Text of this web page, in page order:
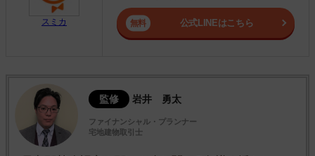
スミカ 公式LINEはこちら
監修 岩井 勇太
ファイナンシャル・プランナー
宅地建物取引士